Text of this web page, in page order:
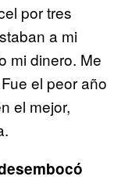
por tres
a mi
mi dinero. Me
el peor año
el mejor,